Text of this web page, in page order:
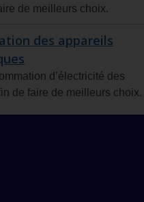
de meilleurs choix.
des appareils
d’électricité des
de faire de meilleurs choix.